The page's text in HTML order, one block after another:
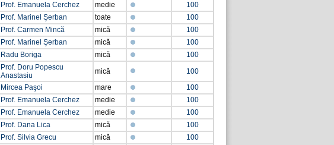
Prof. Emanuela Cerchez medie
100
Prof. Marinel Şerban toate
100
Prof. Carmen Mincă mică
100
Prof. Marinel Şerban mică
100
Radu Boriga mică
100
Prof. Doru Popescu
Anastasiu
mică
100
Mircea Paşoi mare
100
Prof. Emanuela Cerchez medie
100
Prof. Emanuela Cerchez medie
100
Prof. Dana Lica mică
100
Prof. Silvia Grecu mică
100